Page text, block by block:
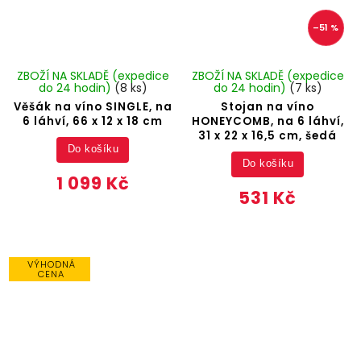
Věšák na víno SINGLE, na
6 láhví, 66 x 12 x 18 cm
ZBOŽÍ NA SKLADĚ (expedice
do 24 hodin) (8 ks)
1 099 Kč
Do košíku
–51 %
Stojan na víno
HONEYCOMB, na 6 láhví,
31 x 22 x 16,5 cm, šedá
ZBOŽÍ NA SKLADĚ (expedice
do 24 hodin) (7 ks)
531 Kč
Do košíku
VÝHODNÁ
CENA